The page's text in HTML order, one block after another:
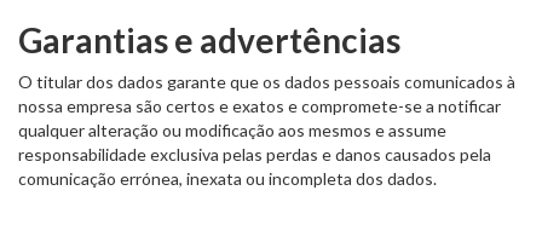
Garantias e advertências
O titular dos dados garante que os dados pessoais comunicados à
nossa empresa são certos e exatos e compromete-se a notificar
qualquer alteração ou modificação aos mesmos e assume
responsabilidade exclusiva pelas perdas e danos causados pela
comunicação errónea, inexata ou incompleta dos dados.